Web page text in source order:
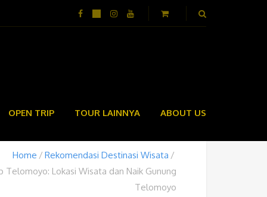
OPEN TRIP TOUR LAINNYA ABOUT US
Home
Rekomendasi Destinasi Wisata
Telomoyo: Lokasi Wisata dan Naik Gunung
Telomoyo